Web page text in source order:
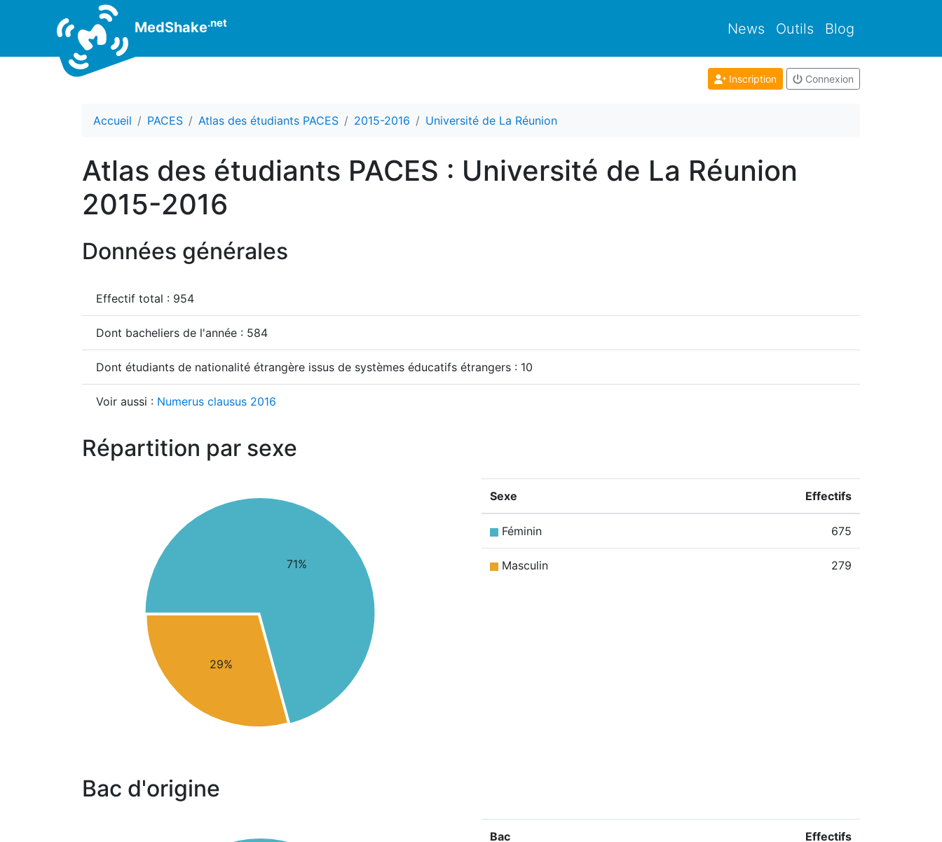
MedShake.net News Outils Blog
Inscription Connexion
Accueil PACES Atlas des étudiants PACES 2015-2016 Université de La Réunion
Atlas des étudiants PACES : Université de La Réunion
2015-2016
Données générales
Effectif total : 954
Dont bacheliers de l'année : 584
Dont étudiants de nationalité étrangère issus de systèmes éducatifs étrangers : 10
Voir aussi : Numerus clausus 2016
Répartition par sexe
71%
29%
Sexe Effectifs
Féminin 675
Masculin 279
Bac d'origine
Bac Effectifs